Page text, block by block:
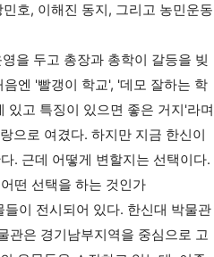
호, 이해진 동지, 그리고 농민운동
을 두고 총장과 총학이 갈등을 빚
엔 '빨갱이 학교', '데모 잘하는 학
있고 특징이 있으면 좋은 거지'라며
으로 여겼다. 하지만 지금 한신이
. 근데 어떻게 변할지는 선택이다.
떤 선택을 하는 것인가
이 전시되어 있다. 한신대 박물관
관은 경기남부지역을 중심으로 고